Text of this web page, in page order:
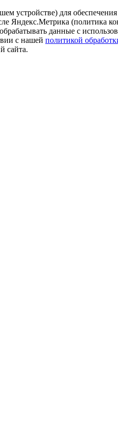
для
Яндекс.Метрика (политика
данные с
с нашей политикой
сайта.